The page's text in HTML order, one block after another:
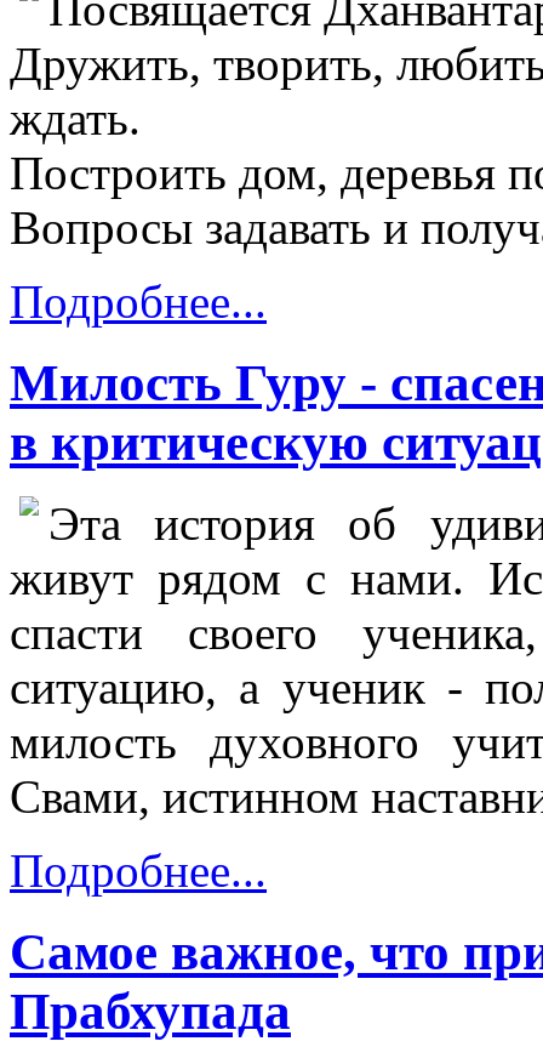
Дружить, творить,
ждать.
Построить дом, деревья
Вопросы задавать и
Подробнее...
Милость Гуру -
в критическую
Эта история об
живут рядом с нами.
спасти своего
ситуацию, а ученик -
милость духовного
Свами, истинном
Подробнее...
Самое важное, что
Прабхупада